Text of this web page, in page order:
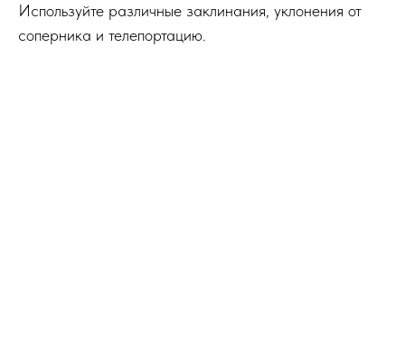
Используйте различные заклинания, уклонения от
соперника и телепортацию.